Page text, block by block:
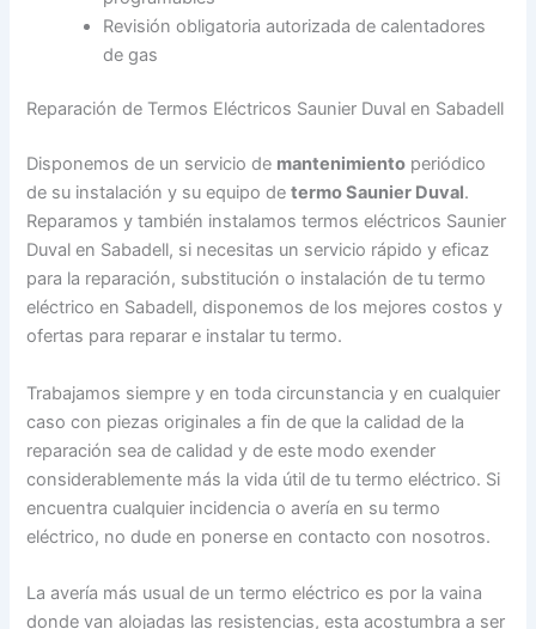
Revisión obligatoria autorizada de calentadores
de gas
Reparación de Termos Eléctricos Saunier Duval en Sabadell
Disponemos de un servicio de mantenimiento periódico
de su instalación y su equipo determo Saunier Duval.
Reparamos y también instalamos termos eléctricos Saunier
Duval en Sabadell, si necesitas un servicio rápido y eficaz
para la reparación, substitución o instalación de tu termo
eléctrico en Sabadell, disponemos de los mejores costos y
ofertas para reparar e instalar tu termo.
Trabajamos siempre y en toda circunstancia y en cualquier
caso con piezas originales a fin de que la calidad de la
reparación sea de calidad y de este modo exender
considerablemente más la vida útil de tu termo eléctrico. Si
encuentra cualquier incidencia o avería en su termo
eléctrico, no dude en ponerse en contacto con nosotros.
La avería más usual de un termo eléctrico es por la vaina
donde van alojadas las resistencias, esta acostumbra a ser